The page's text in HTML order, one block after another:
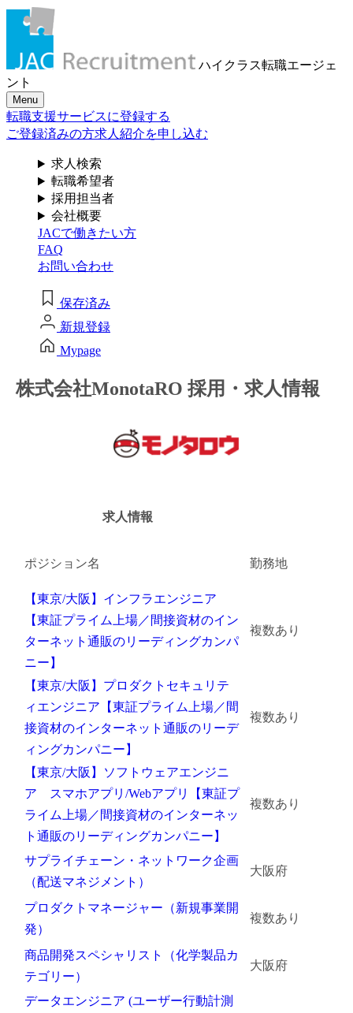
求人検索・転職事例
はじめに、あなたが活かしたい
「ご経験業種」
お選びください
サービス（人材・ホテル・旅行・教育）
商社
流通（EC・運輸・小売）
消費財（食品・アパレル・トイレタリー）
マスコミ（広告・制作）
建設・不動産
金融（銀行・証券・保険・投資）
電気・電機
半導体
機械・装置
自動車・部品
金属・素材
エネルギー・プラント
メディカル（医薬品・CRO・医療機器）
医療・介護・福祉
その他
ハイクラス転職エージェ
ント
Menu
転職支援サービスに登録する
ご登録済みの方求人紹介を申し込む
求人検索
転職希望者
採用担当者
会社概要
JACで働きたい方
FAQ
お問い合わせ
保存済み
新規登録
Mypage
株式会社MonotaRO 採用・求人情報
求人情報
ポジション名 勤務地
【東京/大阪】インフラエンジニア
【東証プライム上場／間接資材のイン
ターネット通販のリーディングカンパ
ニー】
複数あり
【東京/大阪】プロダクトセキュリテ
ィエンジニア【東証プライム上場／間
接資材のインターネット通販のリーデ
ィングカンパニー】
複数あり
【東京/大阪】ソフトウェアエンジニ
ア スマホアプリ/Webアプリ【東証プ
ライム上場／間接資材のインターネッ
ト通販のリーディングカンパニー】
複数あり
サプライチェーン・ネットワーク企画
（配送マネジメント）
大阪府
プロダクトマネージャー（新規事業開
発）
複数あり
商品開発スペシャリスト（化学製品カ
テゴリー）
大阪府
データエンジニア (ユーザー行動計測
メール認証とは？
メール認証は当社サービスを利用される方が登録されたメー
ルアドレスがご本人のもので受信可能であることを確認する
ための仕組みです。 これは主に、なりすまし等のセキュリテ
ィリスク低減や、サポートにおけるお客様のスムーズな本人
認証に役立ちます。お客様が安心してジェイ エイ シー リク
ルートメントをお使いいただくための大切な認証操作となり
個人情報取り扱いおよびサービス利用規約